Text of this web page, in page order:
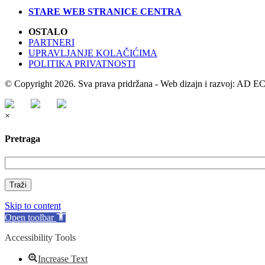
STARE WEB STRANICE CENTRA
OSTALO
PARTNERI
UPRAVLJANJE KOLAČIĆIMA
POLITIKA PRIVATNOSTI
© Copyright 2026. Sva prava pridržana - Web dizajn i razvoj: AD
×
Pretraga
Traži
Skip to content
Open toolbar
Accessibility Tools
Increase Text